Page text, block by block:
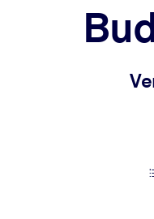
confiables y listos
para mejorar los